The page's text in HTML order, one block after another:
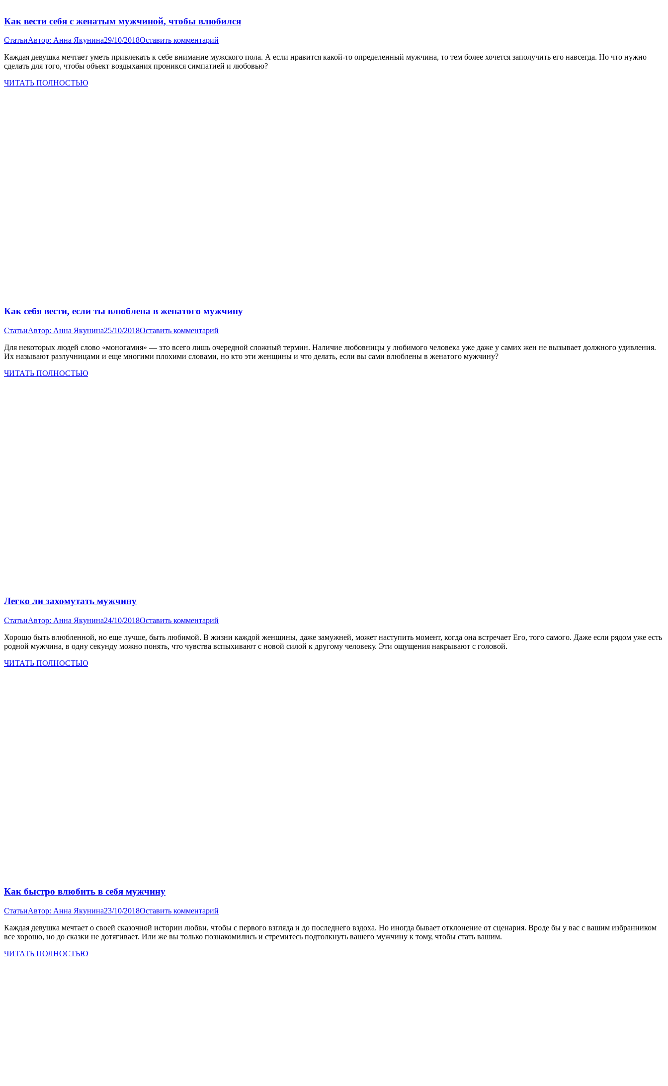
Как вести себя с женатым мужчиной, чтобы влюбился
СтатьиАвтор: Анна Якунина29/10/2018Оставить комментарий
Каждая девушка мечтает уметь привлекать к себе внимание мужского пола. А если нравится какой-то определенный мужчина, то тем более хочется заполучить его навсегда. Но что нужно
сделать для того, чтобы объект воздыхания проникся симпатией и любовью?
ЧИТАТЬ ПОЛНОСТЬЮ
Как себя вести, если ты влюблена в женатого мужчину
СтатьиАвтор: Анна Якунина25/10/2018Оставить комментарий
Для некоторых людей слово «моногамия» — это всего лишь очередной сложный термин. Наличие любовницы у любимого человека уже даже у самих жен не вызывает должного удивления.
Их называют разлучницами и еще многими плохими словами, но кто эти женщины и что делать, если вы сами влюблены в женатого мужчину?
ЧИТАТЬ ПОЛНОСТЬЮ
Легко ли захомутать мужчину
СтатьиАвтор: Анна Якунина24/10/2018Оставить комментарий
Хорошо быть влюбленной, но еще лучше, быть любимой. В жизни каждой женщины, даже замужней, может наступить момент, когда она встречает Его, того самого. Даже если рядом уже есть
родной мужчина, в одну секунду можно понять, что чувства вспыхивают с новой силой к другому человеку. Эти ощущения накрывают с головой.
ЧИТАТЬ ПОЛНОСТЬЮ
Как быстро влюбить в себя мужчину
СтатьиАвтор: Анна Якунина23/10/2018Оставить комментарий
Каждая девушка мечтает о своей сказочной истории любви, чтобы с первого взгляда и до последнего вздоха. Но иногда бывает отклонение от сценария. Вроде бы у вас с вашим избранником
все хорошо, но до сказки не дотягивает. Или же вы только познакомились и стремитесь подтолкнуть вашего мужчину к тому, чтобы стать вашим.
ЧИТАТЬ ПОЛНОСТЬЮ